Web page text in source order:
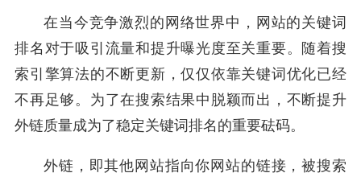
在当今竞争激烈的网络世界中，网站的关键词
排名对于吸引流量和提升曝光度至关重要。随着搜
索引擎算法的不断更新，仅仅依靠关键词优化已经
不再足够。为了在搜索结果中脱颖而出，不断提升
外链质量成为了稳定关键词排名的重要砝码。
外链，即其他网站指向你网站的链接，被搜索